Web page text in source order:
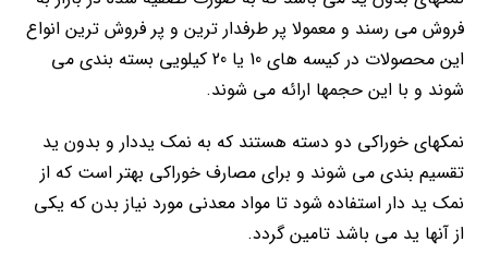
فروش می رسند و معمولا پر طرفدار ترین و پر فروش ترین انواع
این محصولات در کیسه های 10 یا 20 کیلویی بسته بندی می
شوند و با این حجمها ارائه می شوند.
نمکهای خوراکی دو دسته هستند که به نمک یددار و بدون ید
تقسیم بندی می شوند و برای مصارف خوراکی بهتر است که از
نمک ید دار استفاده شود تا مواد معدنی مورد نیاز بدن که یکی
از آنها ید می باشد تامین گردد.